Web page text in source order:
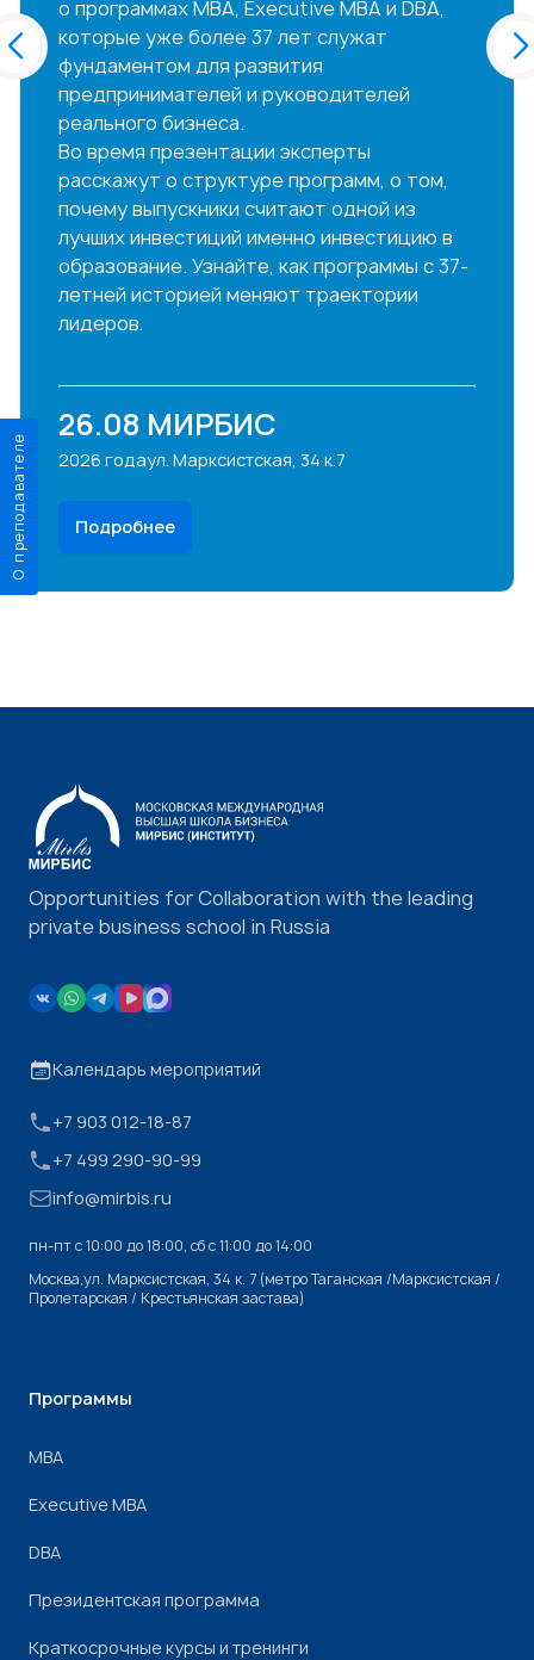
о программах MBA, Executive MBA и DBA,
которые уже более 37 лет служат
фундаментом для развития
предпринимателей и руководителей
реального бизнеса.
Во время презентации эксперты
расскажут о структуре программ, о том,
почему выпускники считают одной из
лучших инвестиций именно инвестицию в
образование. Узнайте, как программы с 37-
летней историей меняют траектории
лидеров.
26.08
2026 года
МИРБИС
ул. Марксистская, 34 к.7
Подробнее
О преподавателе
Opportunities for Collaboration with the leading
private business school in Russia
Календарь мероприятий
+7 903 012-18-87
+7 499 290-90-99
info@mirbis.ru
пн-пт с 10:00 до 18:00, cб с 11:00 до 14:00
Москва,ул. Марксистская, 34 к. 7 (метро Таганская /Марксистская /
Пролетарская / Крестьянская застава)
Программы
МВА
Executive MBA
DBA
Президентская программа
Краткосрочные курсы и тренинги